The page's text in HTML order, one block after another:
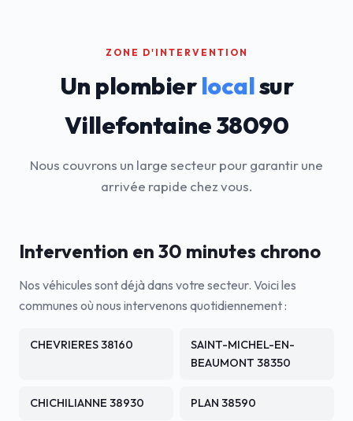
ZONE D'INTERVENTION
Un plombierlocalsur
Villefontaine 38090
Nous couvrons un large secteur pour garantir une
arrivée rapide chez vous.
Intervention en 30 minutes chrono
Nos véhicules sont déjà dans votre secteur. Voici les
communes où nous intervenons quotidiennement :
CHEVRIERES 38160
SAINT-MICHEL-EN-
BEAUMONT 38350
CHICHILIANNE 38930 PLAN 38590